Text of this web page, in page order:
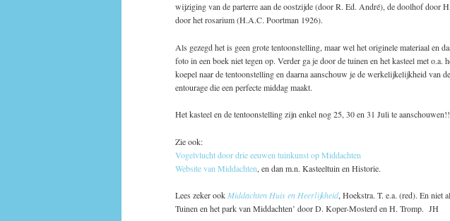
wijziging van de parterre aan de oostzijde (door R. Ed. André), de doolhof door
door het rosarium (H.A.C. Poortman 1926).
Als gezegd het is geen grote tentoonstelling, maar wel het originele materiaal en
foto in een boek niet tegen op. Verder ga je door de tuinen en het kasteel met o.a.
koepel naar de tentoonstelling en daarna aanschouw je de werkelijkelijkheid van
entourage die een perfecte middag maakt.
Het kasteel en de tentoonstelling zijn enkel nog 25, 30 en 31 Juli te
Zie ook:
Vogelvlucht door drie eeuwen tuinkunst op Middachten
Website van Middachten, en dan m.n. Kasteeltuin en Historie.
Lees zeker ookMiddachten Huis en Heerlijkheid, Hoekstra. T. e.a. (red). En niet
Tuinen en het park van Middachten’ door D. Koper-Mosterd en H. Tromp. JH